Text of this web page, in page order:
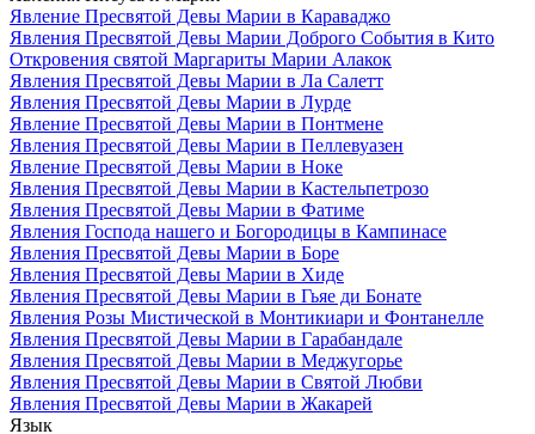
Явление Пресвятой Девы Марии в Караваджо
Явления Пресвятой Девы Марии Доброго События в Кито
Откровения святой Маргариты Марии Алакок
Явления Пресвятой Девы Марии в Ла Салетт
Явления Пресвятой Девы Марии в Лурде
Явление Пресвятой Девы Марии в Понтмене
Явления Пресвятой Девы Марии в Пеллевуазен
Явление Пресвятой Девы Марии в Ноке
Явления Пресвятой Девы Марии в Кастельпетрозо
Явления Пресвятой Девы Марии в Фатиме
Явления Господа нашего и Богородицы в Кампинасе
Явления Пресвятой Девы Марии в Боре
Явления Пресвятой Девы Марии в Хиде
Явления Пресвятой Девы Марии в Гьяе ди Бонате
Явления Розы Мистической в Монтикиари и Фонтанелле
Явления Пресвятой Девы Марии в Гарабандале
Явления Пресвятой Девы Марии в Меджугорье
Явления Пресвятой Девы Марии в Святой Любви
Явления Пресвятой Девы Марии в Жакарей
Язык